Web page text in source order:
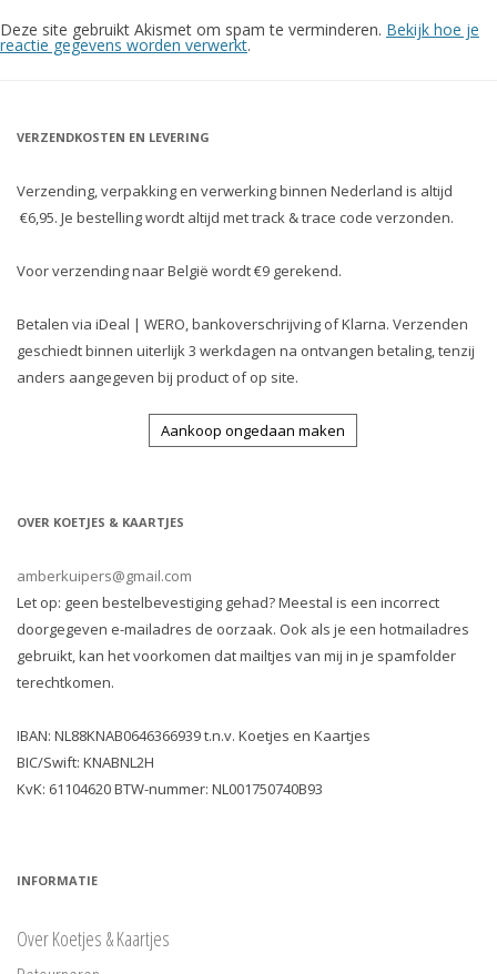
Deze site gebruikt Akismet om spam te verminderen. Bekijk hoe je
reactie gegevens worden verwerkt.
VERZENDKOSTEN EN LEVERING
Verzending, verpakking en verwerking binnen Nederland is altijd
€6,95. Je bestelling wordt altijd met track & trace code verzonden.
Voor verzending naar België wordt €9 gerekend.
Betalen via iDeal | WERO, bankoverschrijving of Klarna. Verzenden
geschiedt binnen uiterlijk 3 werkdagen na ontvangen betaling, tenzij
anders aangegeven bij product of op site.
Aankoop ongedaan maken
OVER KOETJES & KAARTJES
amberkuipers@gmail.com
Let op: geen bestelbevestiging gehad? Meestal is een incorrect
doorgegeven e-mailadres de oorzaak. Ook als je een hotmailadres
gebruikt, kan het voorkomen dat mailtjes van mij in je spamfolder
terechtkomen.
IBAN: NL88KNAB0646366939 t.n.v. Koetjes en Kaartjes
BIC/Swift: KNABNL2H
KvK: 61104620 BTW-nummer: NL001750740B93
INFORMATIE
Over Koetjes & Kaartjes